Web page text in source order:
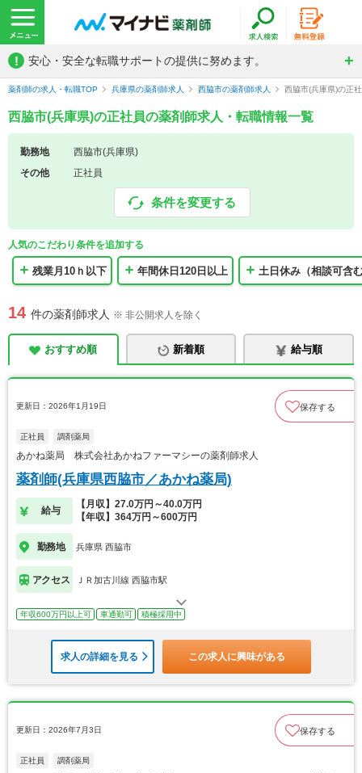
! 安心・安全な転職サポートの提供に努めます。
薬剤師の求人・転職TOP 兵庫県の薬剤師求人 西脇市の薬剤師求人 西脇市(兵庫県)の正
西脇市(兵庫県)の正社員の薬剤師求人・転職情報一覧
勤務地
西脇市(兵庫県)
その他
正社員
条件を変更する
人気のこだわり条件を追加する
残業月10ｈ以下 年間休日120日以上 土日休み（相談可含
14 件の薬剤師求人 ※ 非公開求人を除く
おすすめ順 新着順 給与順
更新日：2026年1月19日 保存する
正社員 調剤薬局
あかね薬局 株式会社あかねファーマシーの薬剤師求人
薬剤師(兵庫県西脇市／あかね薬局)
給与
【月収】27.0万円～40.0万円
【年収】364万円～600万円
勤務地 兵庫県 西脇市
アクセス ＪＲ加古川線 西脇市駅
年収600万円以上可 車通勤可 積極採用中
求人の詳細を見る この求人に興味がある
更新日：2026年7月3日 保存する
正社員 調剤薬局